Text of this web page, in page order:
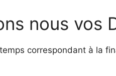
nous vos
correspondant à la